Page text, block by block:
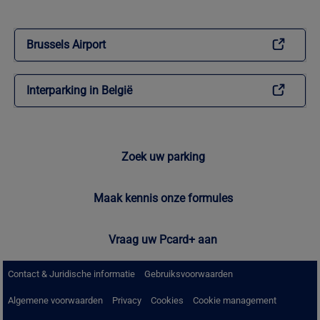
Brussels Airport
Interparking in België
Zoek uw parking
Maak kennis onze formules
Vraag uw Pcard+ aan
Contact & Juridische informatie Gebruiksvoorwaarden
Algemene voorwaarden Privacy Cookies Cookie management